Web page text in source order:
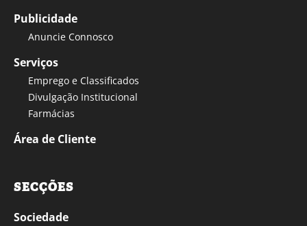
Publicidade
Anuncie Connosco
Serviços
Emprego e Classificados
Divulgação Institucional
Farmácias
Área de Cliente
SECÇÕES
Sociedade